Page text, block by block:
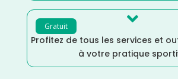
Gratuit 
Profitez de tous les services et
à votre pratique